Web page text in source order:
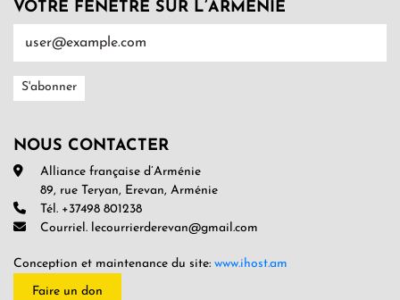
VOTRE FENÊTRE SUR L’ARMENIE
NOUS CONTACTER
Alliance française d’Arménie
89, rue Teryan, Erevan, Arménie
Tél. +37498 801238
Courriel. lecourrierderevan@gmail.com
Conception et maintenance du site: www.ihost.am
Faire un don